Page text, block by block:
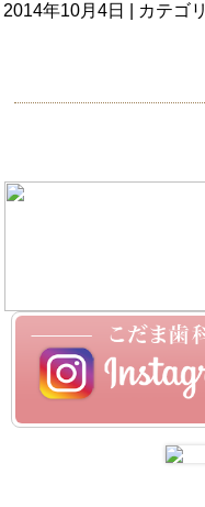
2014年10月4日 | カテゴ